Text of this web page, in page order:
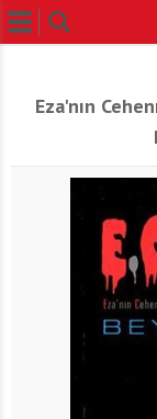
Eza'nın